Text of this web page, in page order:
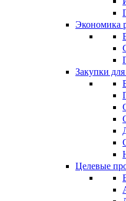
Экономика
Закупки
Целевые